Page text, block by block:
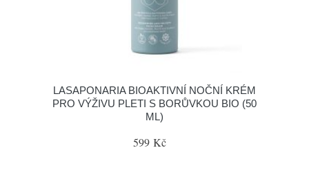
LASAPONARIA BIOAKTIVNÍ NOČNÍ KRÉM
PRO VÝŽIVU PLETI S BORŮVKOU BIO (50
ML)
599 Kč